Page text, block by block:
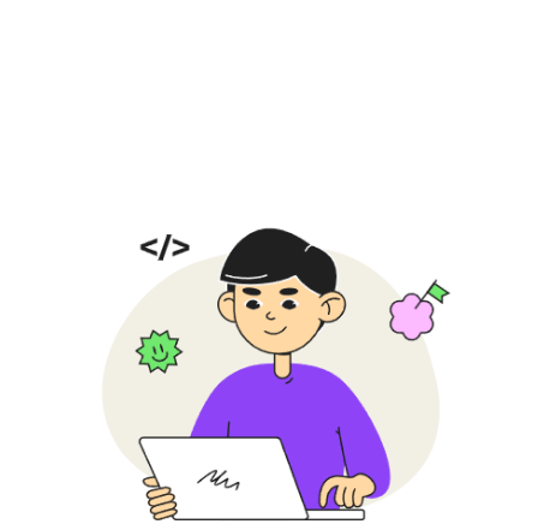
результатов и собрать
портфолио из проектов
2 академических часа
Ребята разбирают новую тему
и отрабатывают ее
на практике
До 12 ребят в группе
Преподаватель успевает